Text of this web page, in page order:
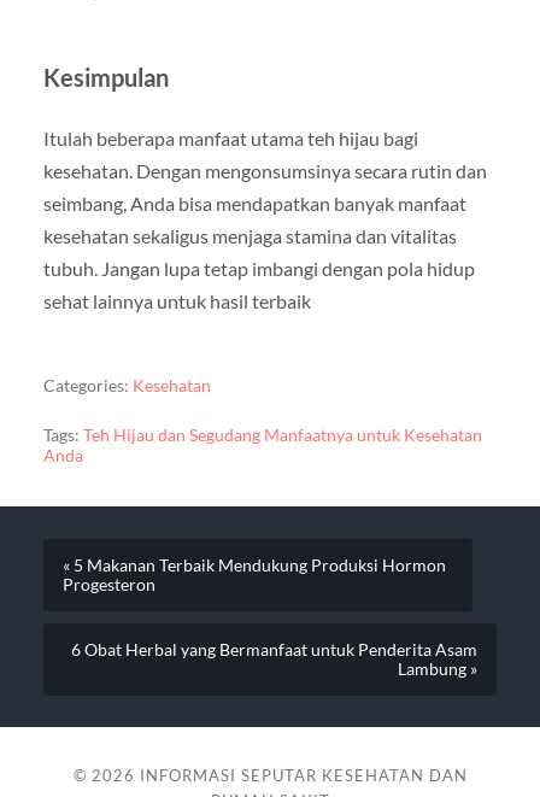
Kesimpulan
Itulah beberapa manfaat utama teh hijau bagi
kesehatan. Dengan mengonsumsinya secara rutin dan
seimbang, Anda bisa mendapatkan banyak manfaat
kesehatan sekaligus menjaga stamina dan vitalitas
tubuh. Jangan lupa tetap imbangi dengan pola hidup
sehat lainnya untuk hasil terbaik
Categories: Kesehatan
Tags: Teh Hijau dan Segudang Manfaatnya untuk Kesehatan
Anda
« 5 Makanan Terbaik Mendukung Produksi Hormon
Progesteron
6 Obat Herbal yang Bermanfaat untuk Penderita Asam
Lambung »
© 2026 INFORMASI SEPUTAR KESEHATAN DAN